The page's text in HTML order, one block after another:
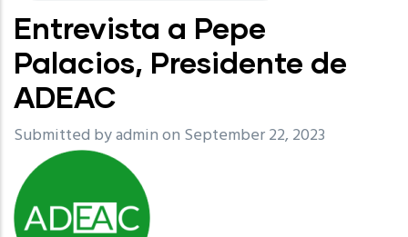
Entrevista a Pepe
Palacios, Presidente de
ADEAC
Submitted byadminon September 22, 2023